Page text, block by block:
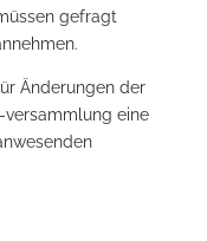
gefragt
Änderungen der
eine